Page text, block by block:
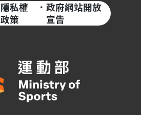
隱私權
政策
·政府網站開放
宣告